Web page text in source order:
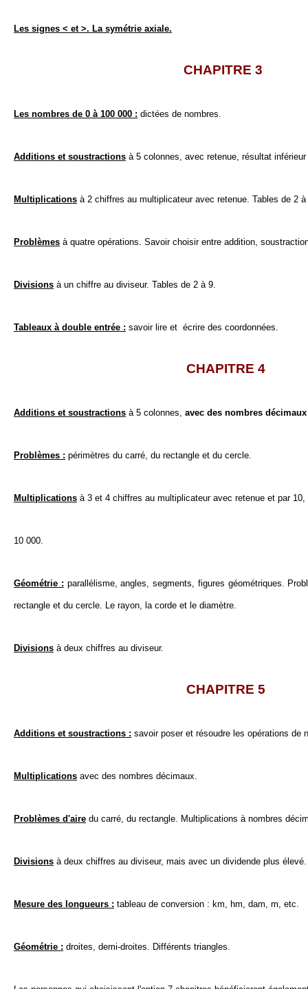
Les signes < et >. La symétrie axiale.
CHAPITRE 3
Les nombres de 0 à 100 000 : dictées de nombres.
Additions et soustractions à 5 colonnes, avec retenue, résultat
Multiplications à 2 chiffres au multiplicateur avec retenue. Tables de 2 à
Problèmes à quatre opérations. Savoir choisir entre addition,
Divisions à un chiffre au diviseur. Tables de 2 à 9.
Tableaux à double entrée : savoir lire et écrire des coordonnées.
CHAPITRE 4
Additions et soustractions à 5 colonnes, avec des nombres décimaux
Problèmes : périmètres du carré, du rectangle et du cercle.
Multiplications à 3 et 4 chiffres au multiplicateur avec retenue et par 10,
10 000.
Géométrie : parallélisme, angles, segments, figures géométriques.
rectangle et du cercle. Le rayon, la corde et le diamètre.
Divisions à deux chiffres au diviseur.
CHAPITRE 5
Additions et soustractions : savoir poser et résoudre les opérations de
Multiplications avec des nombres décimaux.
Problèmes d'aire du carré, du rectangle. Multiplications à nombres
Divisions à deux chiffres au diviseur, mais avec un dividende plus élevé.
Mesure des longueurs : tableau de conversion : km, hm, dam, m, etc.
Géométrie : droites, demi-droites. Différents triangles.